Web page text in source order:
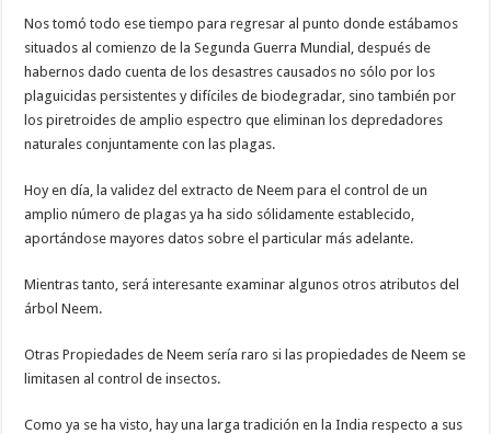
Nos tomó todo ese tiempo para regresar al punto donde estábamos
situados al comienzo de la Segunda Guerra Mundial, después de
habernos dado cuenta de los desastres causados no sólo por los
plaguicidas persistentes y difíciles de biodegradar, sino también por
los piretroides de amplio espectro que eliminan los depredadores
naturales conjuntamente con las plagas.
Hoy en día, la validez del extracto de Neem para el control de un
amplio número de plagas ya ha sido sólidamente establecido,
aportándose mayores datos sobre el particular más adelante.
Mientras tanto, será interesante examinar algunos otros atributos del
árbol Neem.
Otras Propiedades de Neem sería raro si las propiedades de Neem se
limitasen al control de insectos.
Como ya se ha visto, hay una larga tradición en la India respecto a sus